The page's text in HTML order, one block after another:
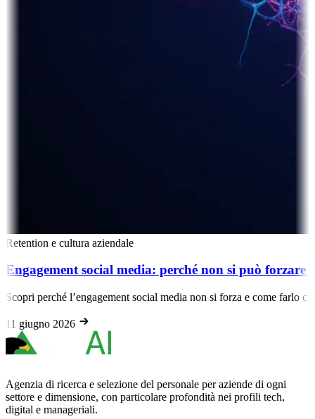
Retention e cultura aziendale
Engagement social media: perché non si può forzare
Scopri perché l’engagement social media non si forza e come farlo
11 giugno 2026
Agenzia di ricerca e selezione del personale per aziende di ogni
settore e dimensione, con particolare profondità nei profili tech,
digital e manageriali.